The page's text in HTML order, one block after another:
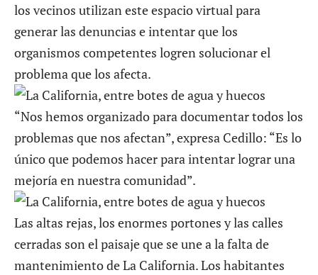
los vecinos utilizan este espacio virtual para
generar las denuncias e intentar que los
organismos competentes logren solucionar el
problema que los afecta.
“Nos hemos organizado para documentar todos los
problemas que nos afectan”, expresa Cedillo: “Es lo
único que podemos hacer para intentar lograr una
mejoría en nuestra comunidad”.
Las altas rejas, los enormes portones y las calles
cerradas son el paisaje que se une a la falta de
mantenimiento de La California. Los habitantes